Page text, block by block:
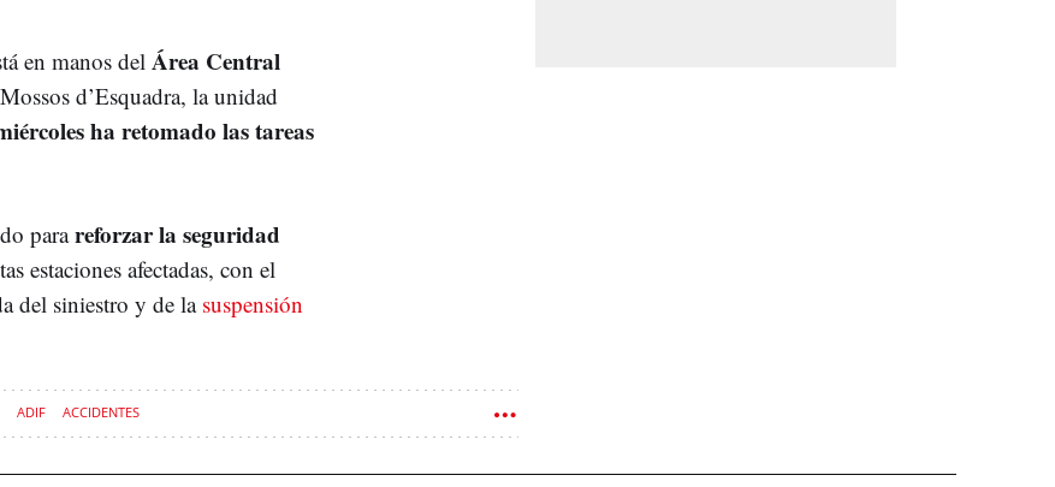
en manos delÁrea Central
d’Esquadra, la unidad
ha retomado las tareas
parareforzar la seguridad
estaciones afectadas, con el
del siniestro y de la suspensión
ADIF ACCIDENTES